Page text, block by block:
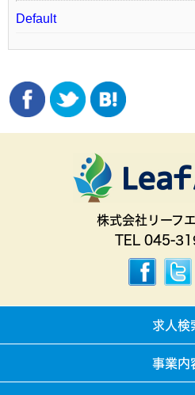
Default
株式会社リーフ
TEL 045-
求人検
事業内